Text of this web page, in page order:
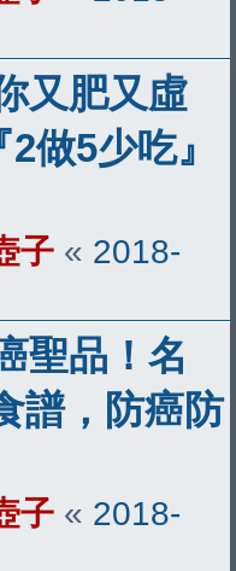
又肥又虛
做5少吃』
子 « 2018-
聖品！名
譜，防癌防
子 « 2018-